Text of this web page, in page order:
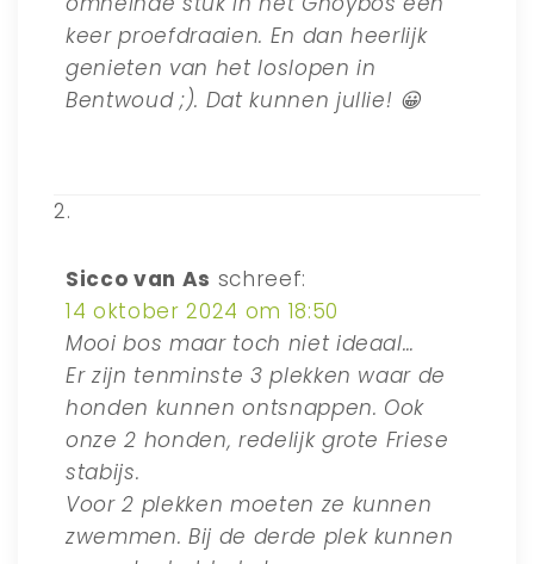
keer proefdraaien. En dan heerlijk
genieten van het loslopen in
Bentwoud ;). Dat kunnen jullie! 😀
Sicco van As schreef:
14 oktober 2024 om 18:50
Mooi bos maar toch niet ideaal…
Er zijn tenminste 3 plekken waar de
honden kunnen ontsnappen. Ook
onze 2 honden, redelijk grote Friese
stabijs.
Voor 2 plekken moeten ze kunnen
zwemmen. Bij de derde plek kunnen